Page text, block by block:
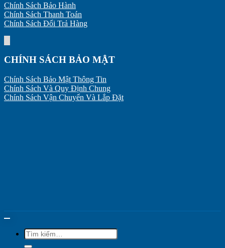
Chính Sách Bảo Hành
Chính Sách Thanh Toán
Chính Sách Đổi Trả Hàng
CHÍNH SÁCH BẢO MẬT
Chính Sách Bảo Mật Thông Tin
Chính Sách Và Quy Định Chung
Chính Sách Vận Chuyển Và Lắp Đặt
Tìm
kiếm: